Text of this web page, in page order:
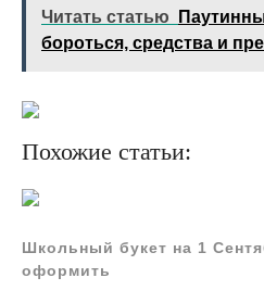
Читать статью
бороться, средства и
Похожие статьи:
Школьный букет на 1
оформить